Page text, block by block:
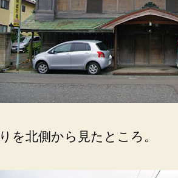
を北側から見たところ。